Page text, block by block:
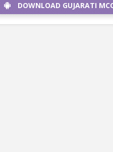
DOWNLOAD GUJARATI